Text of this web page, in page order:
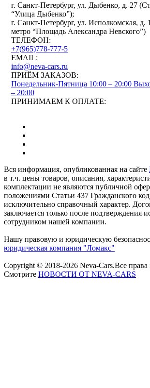
г. Санкт-Петербург, ул. Дыбенко, д. 27
“Улица Дыбенко”);
г. Санкт-Петербург, ул. Исполкомская, д.
метро “Площадь Александра Невского”)
ТЕЛЕФОН:
+7(965)778-777-5
EMAIL:
info@neva-cars.ru
ПРИЁМ ЗАКАЗОВ:
Понедельник-Пятница 10:00 – 20:00
– 20:00
ПРИНИМАЕМ К ОПЛАТЕ:
Вся информация, опубликованная на сайте
в т.ч. цены товаров, описания,
комплектации не являются публичной
положениями Статьи 437 Гражданского
исключительно справочный характер.
заключается только после подтверждения
сотрудником нашей компании.
Нашу правовую и юридическую
юридическая компания "Ломакс"
Copyright © 2018-2026 Neva-Cars.Все
Смотрите НОВОСТИ ОТ NEVA-CARS